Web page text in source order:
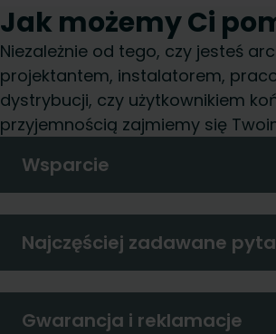
Jak możemy Ci
Niezależnie od tego, czy jesteś
projektantem, instalatorem,
dystrybucji, czy użytkownikiem
przyjemnością zajmiemy się
Wsparcie
Najczęściej zadawane
Gwarancja i reklamacje